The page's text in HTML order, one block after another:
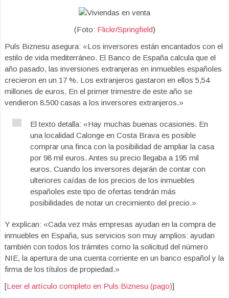
(Foto: Flickr/Springfield)
Puls Biznesu asegura: «Los inversores están encantados con el
estilo de vida mediterráneo. El Banco de España calcula que el
año pasado, las inversiones extranjeras en inmuebles españoles
crecieron en un 17 %. Los extranjeros gastaron en ellos 5,54
millones de euros. En el primer trimestre de este año se
vendieron 8.500 casas a los inversores extranjeros.»
El texto detalla: «Hay muchas buenas ocasiones. En
una localidad Calonge en Costa Brava es posible
comprar una finca con la posibilidad de ampliar la casa
por 98 mil euros. Antes su precio llegaba a 195 mil
euros. Cuando los inversores dejarán de contar con
ulteriores caídas de los precios de los inmuebles
españoles este tipo de ofertas tendrán más
posibilidades de notar un crecimiento del precio.»
Y explican: «Cada vez más empresas ayudan en la compra de
inmuebles en España, sus servicios son muy amplios: ayudan
también con todos los trámites como la solicitud del número
NIE, la apertura de una cuenta corriente en un banco español y la
firma de los títulos de propiedad.»
[Leer el artículo completo en Puls Biznesu (pago)]